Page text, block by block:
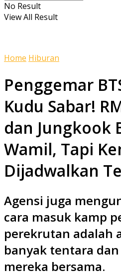
No Result
View All Result
Home Hiburan
Penggemar
Kudu Sabar!
dan Jungkook
Wamil, Tapi
Dijadwalkan
Agensi juga
cara masuk kamp
perekrutan adalah
banyak tentara
mereka bersama.